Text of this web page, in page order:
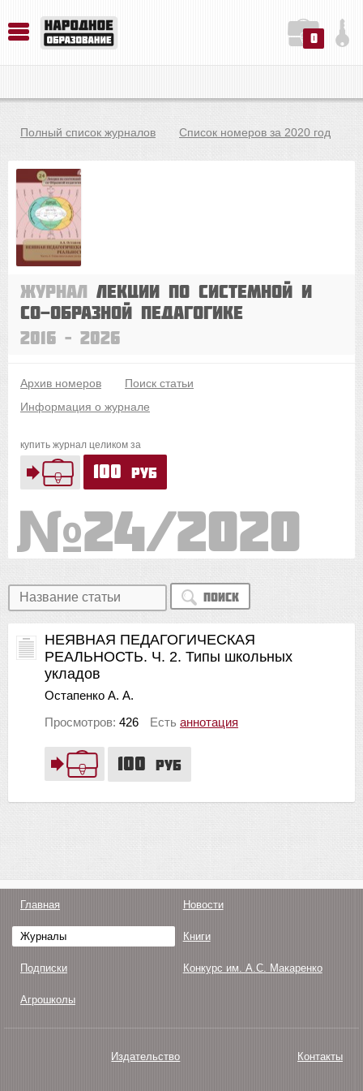
0
Полный список журналов Список номеров за 2020 год
Журнал Лекции по системной и
со-Образной педагогике
2016 – 2026
Архив номеров
Поиск статьи
Информация о журнале
купить журнал целиком за
100 руб
24/2020
Поиск
100 руб
НЕЯВНАЯ ПЕДАГОГИЧЕСКАЯ
РЕАЛЬНОСТЬ. Ч. 2. Типы школьных
укладов
Остапенко А. А.
Просмотров: 426 Есть аннотация
Главная Новости
Журналы Книги
Подписки Конкурс им. А.С. Макаренко
Агрошколы
Издательство Контакты